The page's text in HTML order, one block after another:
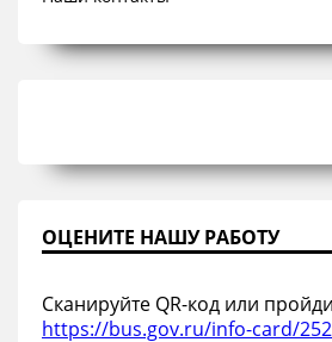
ОЦЕНИТЕ НАШУ РАБОТУ
Сканируйте QR-код или
https://bus.gov.ru/info-card/